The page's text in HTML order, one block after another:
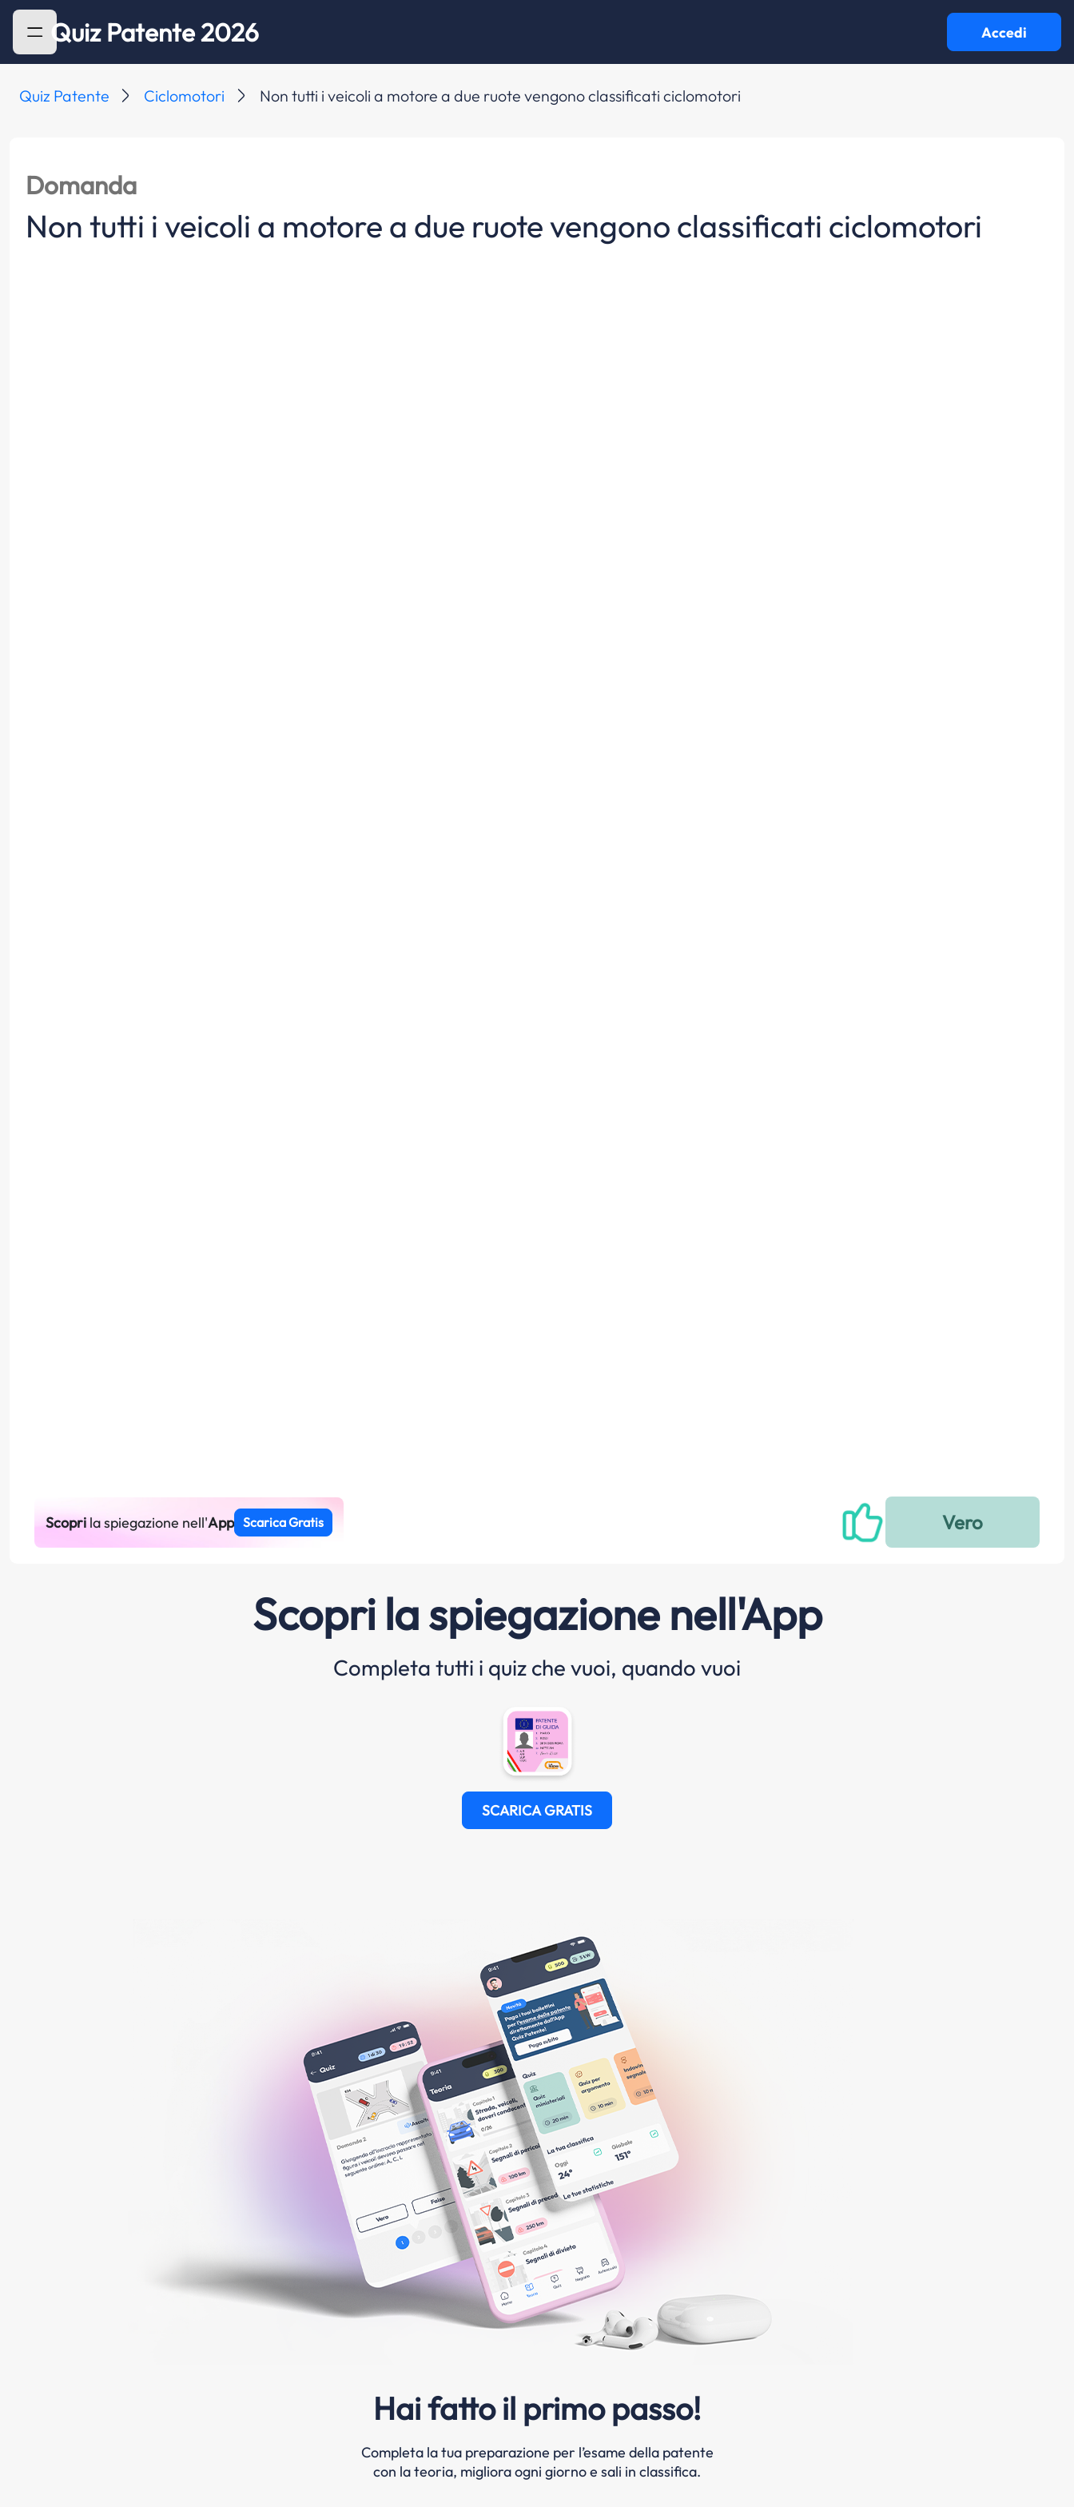
Quiz Patente 2026 Accedi
Quiz Patente Ciclomotori Non tutti i veicoli a motore a due ruote vengono classificati ciclomotori
Domanda
Non tutti i veicoli a motore a due ruote vengono classificati ciclomotori
Scoprila spiegazione nell'App Scarica Gratis
Scopri la spiegazione nell'App
Completa tutti i quiz che vuoi, quando vuoi
SCARICA GRATIS
Hai fatto il primo passo!
Completa la tua preparazione per l’esame della patente
con la teoria, migliora ogni giorno e sali in classifica.